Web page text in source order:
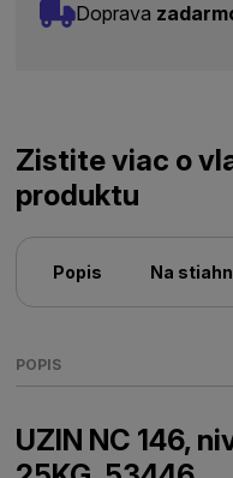
Doprava
Zistite viac o
produktu
Popis Na
POPIS
UZIN NC 146,